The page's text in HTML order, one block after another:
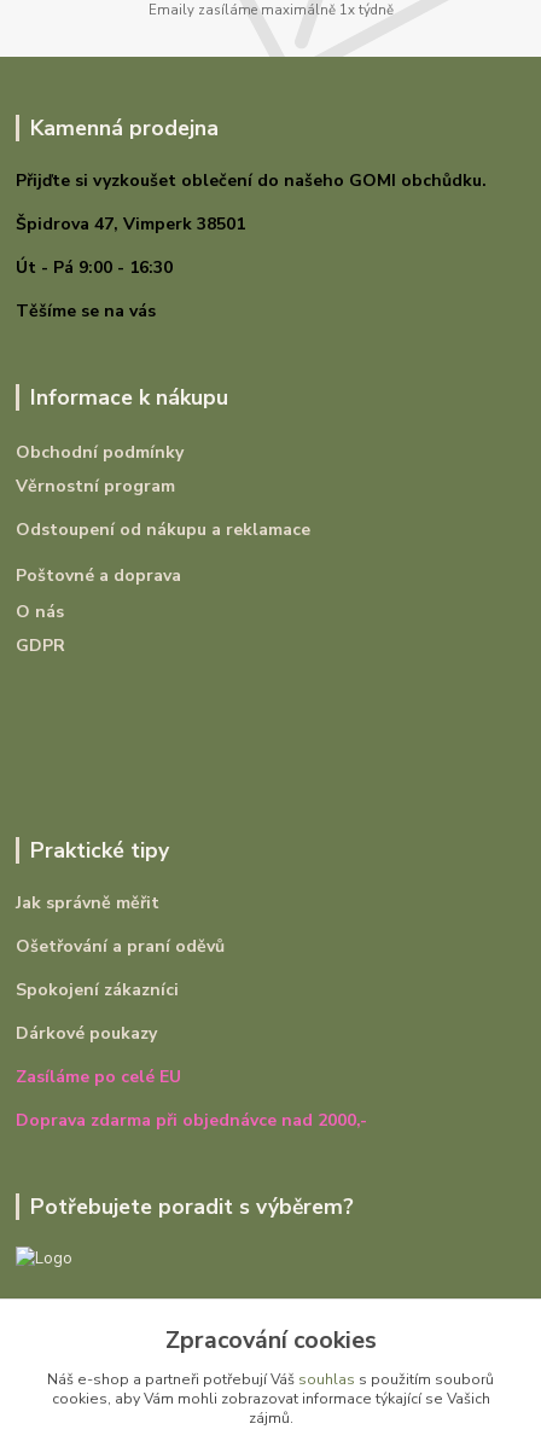
Emaily zasíláme maximálně 1x týdně
Kamenná prodejna
Přijďte si vyzkoušet oblečení do našeho GOMI obchůdku.
Špidrova 47,Vimperk 38501
Út - Pá 9:00 - 16:30
Těšíme se na vás
Informace k nákupu
Obchodní podmínky
Věrnostní program
Odstoupení od nákupu a reklamace
Poštovné a doprava
O nás
GDPR
Praktické tipy
Jak správně měřit
Ošetřování a praní oděvů
Spokojení zákazníci
Dárkové poukazy
Zasíláme po celé EU
Doprava zdarma při objednávce nad 2000,-
Potřebujete poradit s výběrem?
+420 727 979 401
info@gomi.cz
Zpracování cookies
Náš e-shop a partneři potřebují Váš souhlas s použitím souborů
cookies, aby Vám mohli zobrazovat informace týkající se Vašich
zájmů.